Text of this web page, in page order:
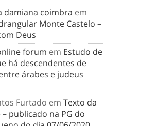
damiana coimbra em
Monte Castelo –
Deus
forum em Estudo de
há descendentes de
árabes e judeus
Furtado em Texto da
publicado na PG do